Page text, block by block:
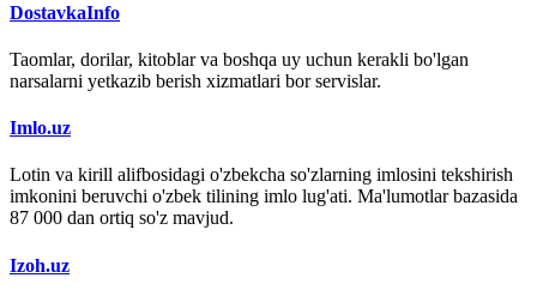
DostavkaInfo
Taomlar, dorilar, kitoblar va boshqa uy uchun kerakli bo'lgan
narsalarni yetkazib berish xizmatlari bor servislar.
Imlo.uz
Lotin va kirill alifbosidagi o'zbekcha so'zlarning imlosini tekshirish
imkonini beruvchi o'zbek tilining imlo lug'ati. Ma'lumotlar bazasida
87 000 dan ortiq so'z mavjud.
Izoh.uz